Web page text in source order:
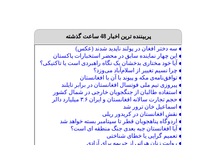
پربیننده ترین اخبار 48 ساعت گذشته